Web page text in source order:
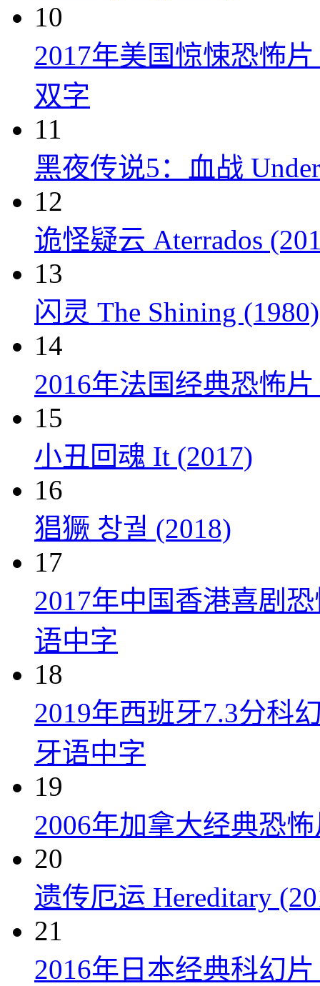
10
2017年美国惊悚恐怖
双字
11
黑夜传说5：血战
12
诡怪疑云 Aterrados
13
闪灵 The Shining (1980)
14
2016年法国经典恐怖
15
小丑回魂 It (2017)
16
猖獗 창궐 (2018)
17
2017年中国香港喜剧
语中字
18
2019年西班牙7.3分科
牙语中字
19
2006年加拿大经典恐
20
遗传厄运 Hereditary
21
2016年日本经典科幻